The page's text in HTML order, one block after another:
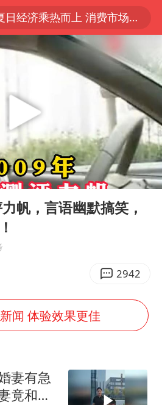
夏日经济乘热而上 消费市场向新而行
白海豚对华东华北影响会大于巴威
王传君 《披荆斩棘》
于东来回应胖东来近25年老店年底关闭
独闯南太行的失联女生最后轨迹已确认
经理辟谣Bin离队
浙江近300条预警生效中 今夜大部暴雨
香港刷新1884年以来最高气温纪录
南航回应深圳飞无锡航班起飞时遭雷击
央视新主播李秋莹母校发文祝贺
国足U17与阿森纳决赛取消 并列冠军
军士兵把枪口对准中国记者
01:49
帆，言语幽默搞笑，
2942
闻 体验效果更佳
妻有急
竟和别